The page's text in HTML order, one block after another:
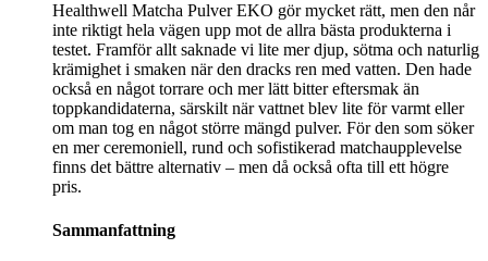
Healthwell Matcha Pulver EKO gör mycket rätt, men den når
inte riktigt hela vägen upp mot de allra bästa produkterna i
testet. Framför allt saknade vi lite mer djup, sötma och naturlig
krämighet i smaken när den dracks ren med vatten. Den hade
också en något torrare och mer lätt bitter eftersmak än
toppkandidaterna, särskilt när vattnet blev lite för varmt eller
om man tog en något större mängd pulver. För den som söker
en mer ceremoniell, rund och sofistikerad matchaupplevelse
finns det bättre alternativ – men då också ofta till ett högre
pris.
Sammanfattning